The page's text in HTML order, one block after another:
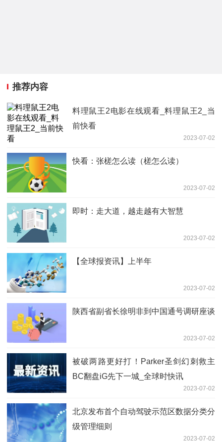
推荐内容
料理鼠王2电影在线观看_料理鼠王2_当
前快看
2023-07-02
快看：张槎怎么读（槎怎么读）
2023-07-02
即时：走大道，越走越有大智慧
2023-07-02
【全球报资讯】上半年
2023-07-02
陕西省副省长徐明非到中国通号调研座谈
2023-07-02
被破两路更好打！Parker圣剑幻刺救主
BC翻盘iG先下一城_全球时快讯
2023-07-02
北京发布首个自动驾驶示范区数据分类分
级管理细则
2023-07-02